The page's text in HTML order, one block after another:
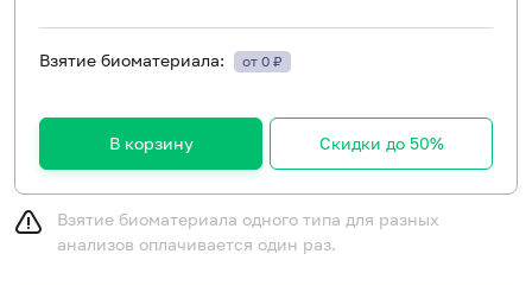
Взятие биоматериала: от 0 ₽
В корзину Скидки до 50%
Взятие биоматериала одного типа для разных
анализов оплачивается один раз.